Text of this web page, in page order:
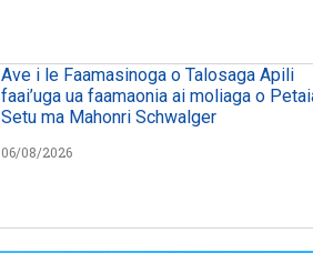
Ave i le Faamasinoga o Talosaga Apili
faai’uga ua faamaonia ai moliaga o
Setu ma Mahonri Schwalger
06/08/2026